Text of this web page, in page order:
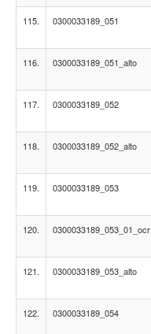
115. 0300033189_051
116. 0300033189_051_alto
117. 0300033189_052
118. 0300033189_052_alto
119. 0300033189_053
120. 0300033189_053_01_ocr
121. 0300033189_053_alto
122. 0300033189_054